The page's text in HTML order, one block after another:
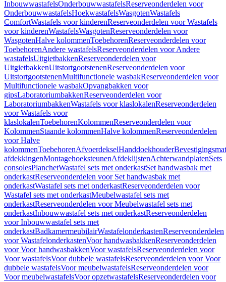
InbouwwastafelsOnderbouwwastafelsReserveonderdelen voor
OnderbouwwastafelsHoekwastafelsWasgotenWastafels
ComfortWastafels voor kinderenReserveonderdelen voor Wastafels
voor kinderenWastafelsWasgotenReserveonderdelen voor
WasgotenHalve kolommenToebehorenReserveonderdelen voor
ToebehorenAndere wastafelsReserveonderdelen voor Andere
wastafelsUitgietbakkenReserveonderdelen voor
UitgietbakkenUitstortgootstenenReserveonderdelen voor
UitstortgootstenenMultifunctionele wasbakReserveonderdelen voor
Multifunctionele wasbakOpvangbakken voor
gipsLaboratoriumbakkenReserveonderdelen voor
LaboratoriumbakkenWastafels voor klaslokalenReserveonderdelen
voor Wastafels voor
klaslokalenToebehorenKolommenReserveonderdelen voor
KolommenStaande kolommenHalve kolommenReserveonderdelen
voor Halve
kolommenToebehorenAfvoerdekselHanddoekhouder
afdekkingenMontagehoeksteunenAfdeklijstenAchterwandplatenSets
consolesPlanchetWastafel sets met onderkastSet handwasbak met
onderkastReserveonderdelen voor Set handwasbak met
onderkastWastafel sets met onderkastReserveonderdelen voor
Wastafel sets met onderkastMeubelwastafel sets met
onderkastReserveonderdelen voor Meubelwastafel sets met
onderkastInbouwwastafel sets met onderkastReserveonderdelen
voor Inbouwwastafel sets met
onderkastBadkamermeubilairWastafelonderkastenReserveonderdelen
voor WastafelonderkastenVoor handwasbakkenReserveonderdelen
voor Voor handwasbakkenVoor wastafelsReserveonderdelen voor
Voor wastafelsVoor dubbele wastafelsReserveonderdelen voor Voor
dubbele wastafelsVoor meubelwastafelsReserveonderdelen voor
Voor meubelwastafelsVoor opzetwastafelsReserveonderdelen voor